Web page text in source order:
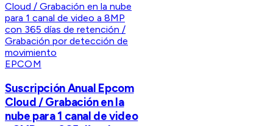
EPCOM
Suscripción Anual Epcom
Cloud / Grabación en la
nube para 1 canal de video